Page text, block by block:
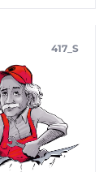
417_S